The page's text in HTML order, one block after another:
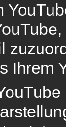
Ihrem